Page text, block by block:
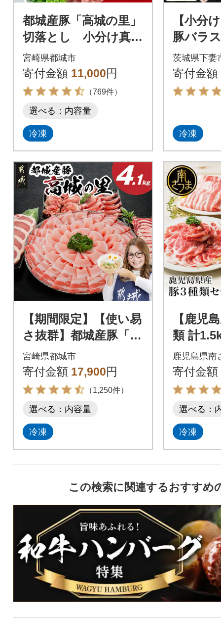
都城産豚「高城の里」
切落とし 小分け真空
パックで3.25kg!
宮崎県都城市
寄付金額 11,000円
（769件）
選べる：内容量
冷凍
【小分
豚バラ
妻工場
る限定】
茨城県下妻
寄付金額
冷凍
【期間限定】【使い易
さ抜群】都城産豚「高
城の里」わくわくセ
ット4.1kg
宮崎県都城市
寄付金額 17,900円
（1,250件）
選べる：内容量
冷凍
【鹿児
類 計
肉 小分
ク
鹿児島県南
寄付金額
選べる：
冷凍
この検索に関連するおすすめ